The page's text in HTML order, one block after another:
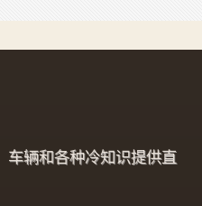
车辆和各种冷知识提供直